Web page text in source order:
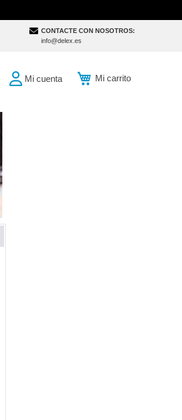
CONTACTE CON NOSOTROS:
info@delex.es
Mi carrito
Mi cuenta